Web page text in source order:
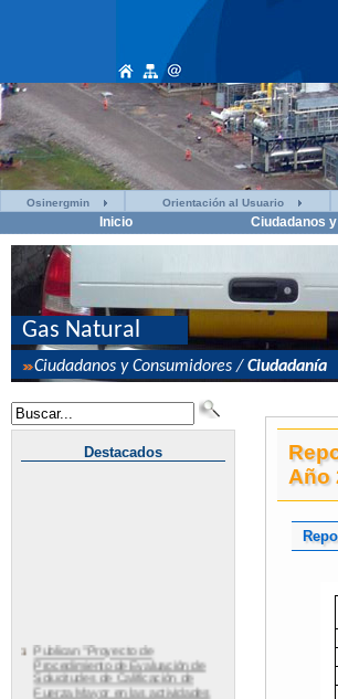
Osinergmin Orientación al Usuario
Inicio Ciudadanos